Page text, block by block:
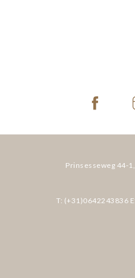
Prinsesseweg 44-1,
T: (+31)0642243836